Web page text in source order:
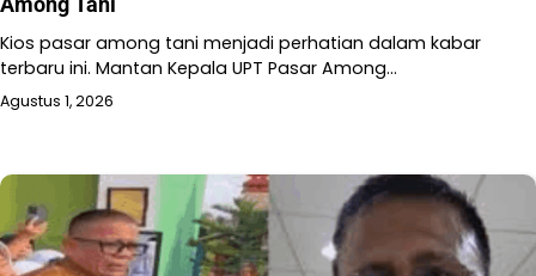
Kios pasar among tani menjadi perhatian dalam kabar
terbaru ini. Mantan Kepala UPT Pasar Among…
Agustus 1, 2026